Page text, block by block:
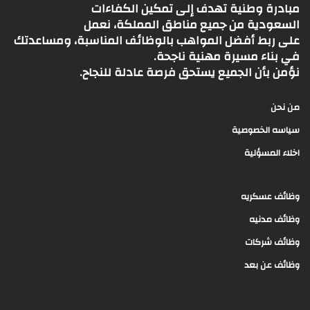
مبادرة وطنية تهدف إلى تمكين الكفاءات
السعودية من جميع مناطق المملكة، نعمل
على ربط أفضل المواهب بالوظائف المناسبة، ومساعدتك
في بناء مسيرة مهنية ناجحة.
نؤمن بأن الجميع يستحق فرصة عادلة للنجاح.
من نحن
سياسه الخصوصية
اخلاء المسؤلية
وظائف عسكريه
وظائف مدنيه
وظائف شركات
وظائف عن بعد